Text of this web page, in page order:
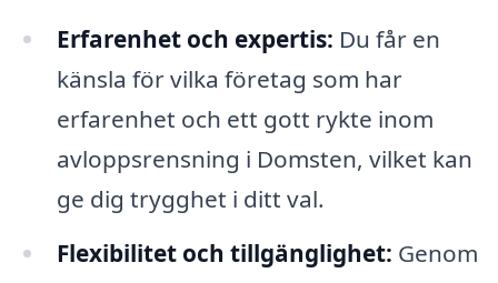
Erfarenhet och expertis: Du får en
känsla för vilka företag som har
erfarenhet och ett gott rykte inom
avloppsrensning i Domsten, vilket kan
ge dig trygghet i ditt val.
Flexibilitet och tillgänglighet: Genom